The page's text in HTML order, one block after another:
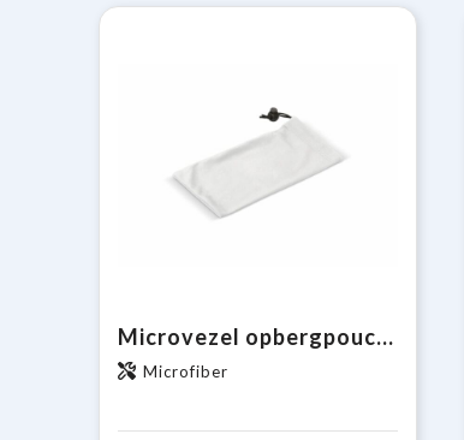
Microvezel opbergpouch antibacterieel 9 x 18 cm
Microfiber